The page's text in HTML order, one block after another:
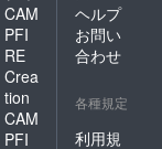
CAM
PFI
RE
Crea
tion
CAM
PFI
ヘルプ
お問い
合わせ
各種規定
利用規